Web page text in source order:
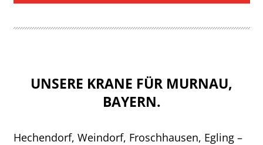
UNSERE KRANE FÜR MURNAU,
BAYERN.
Hechendorf, Weindorf, Froschhausen, Egling –